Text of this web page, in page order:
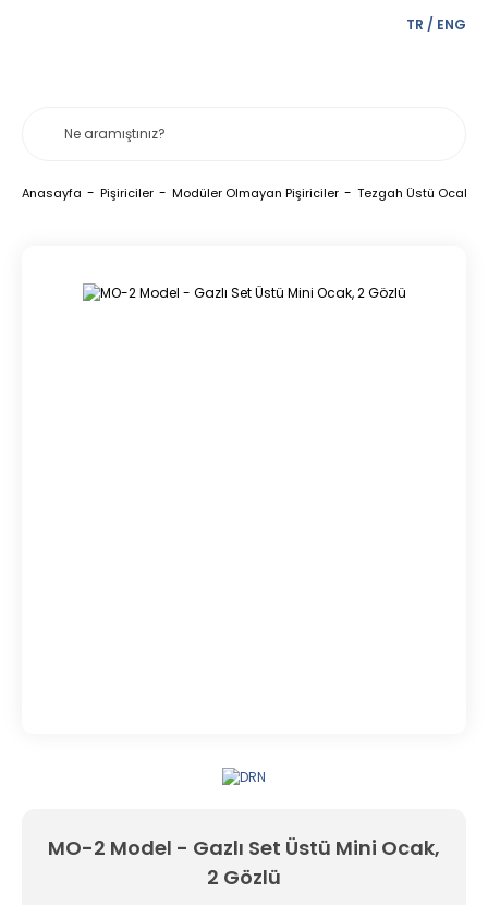
TR / ENG
Anasayfa Pişiriciler Modüler Olmayan Pişiriciler Tezgah Üstü Ocaklar
MO-2 Model - Gazlı Set Üstü Mini Ocak,
2 Gözlü